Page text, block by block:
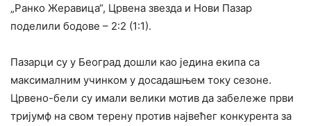
„Ранко Жеравица“, Црвена звезда и Нови Пазар
поделили бодове – 2:2 (1:1).
Пазарци су у Београд дошли као једина екипа са
максималним учинком у досадашњем току сезоне.
Црвено-бели су имали велики мотив да забележе први
тријумф на свом терену против највећег конкурента за